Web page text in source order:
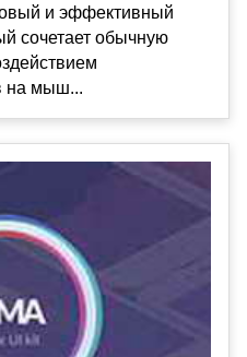
и эффективный
сочетает обычную
на мыш...